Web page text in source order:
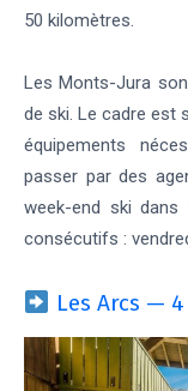
50 kilomètres.
Les Monts-Jura
de ski. Le cadre est
équipements
passer par des
week-end ski
consécutifs :
Les Arcs —